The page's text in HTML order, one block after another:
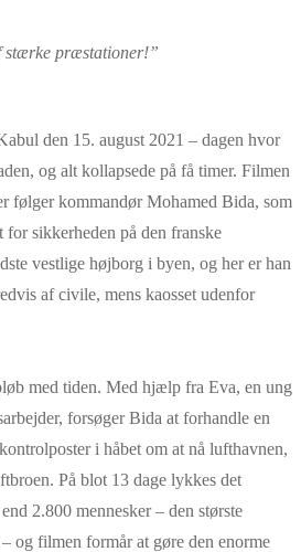
stærke præstationer!”
den 15. august 2021 – dagen hvor
og alt kollapsede på få timer. Filmen
følger kommandør Mohamed Bida, som
for sikkerheden på den franske
vestlige højborg i byen, og her er han
af civile, mens kaosset udenfor
med tiden. Med hjælp fra Eva, en ung
forsøger Bida at forhandle en
i håbet om at nå lufthavnen,
På blot 13 dage lykkes det
2.800 mennesker – den største
og filmen formår at gøre den enorme